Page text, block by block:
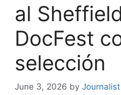
al
DocFest
selección
June 3, 2026 by Journalist